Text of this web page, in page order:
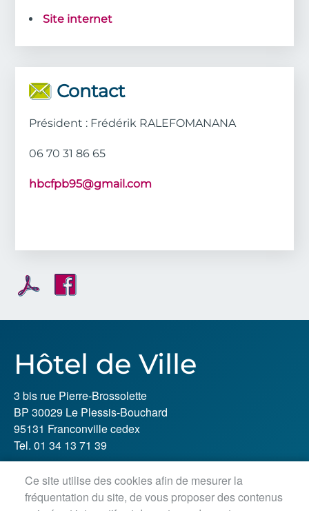
Site internet
Contact
Président : Frédérik RALEFOMANANA
06 70 31 86 65
hbcfpb95@gmail.com
Hôtel de Ville
3 bis rue Pierre-Brossolette
BP 30029 Le Plessis-Bouchard
95131 Franconville cedex
Tel. 01 34 13 71 39
Horaires d'ouverture :
Lundi, jeudi, vendredi : 8h30-12h / 13h30-18h
Ce site utilise des cookies afin de mesurer la
fréquentation du site, de vous proposer des contenus